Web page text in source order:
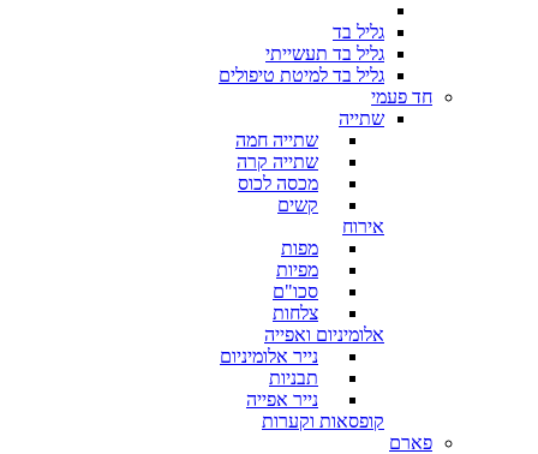
גליל בד
גליל בד תעשייתי
גליל בד למיטת טיפולים
חד פעמי
שתייה
שתייה חמה
שתייה קרה
מכסה לכוס
קשים
אירוח
מפות
מפיות
סכו"ם
צלחות
אלומיניום ואפייה
נייר אלומיניום
תבניות
נייר אפייה
קופסאות וקערות
פארם